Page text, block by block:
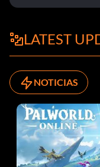
LATEST
NOTICIAS